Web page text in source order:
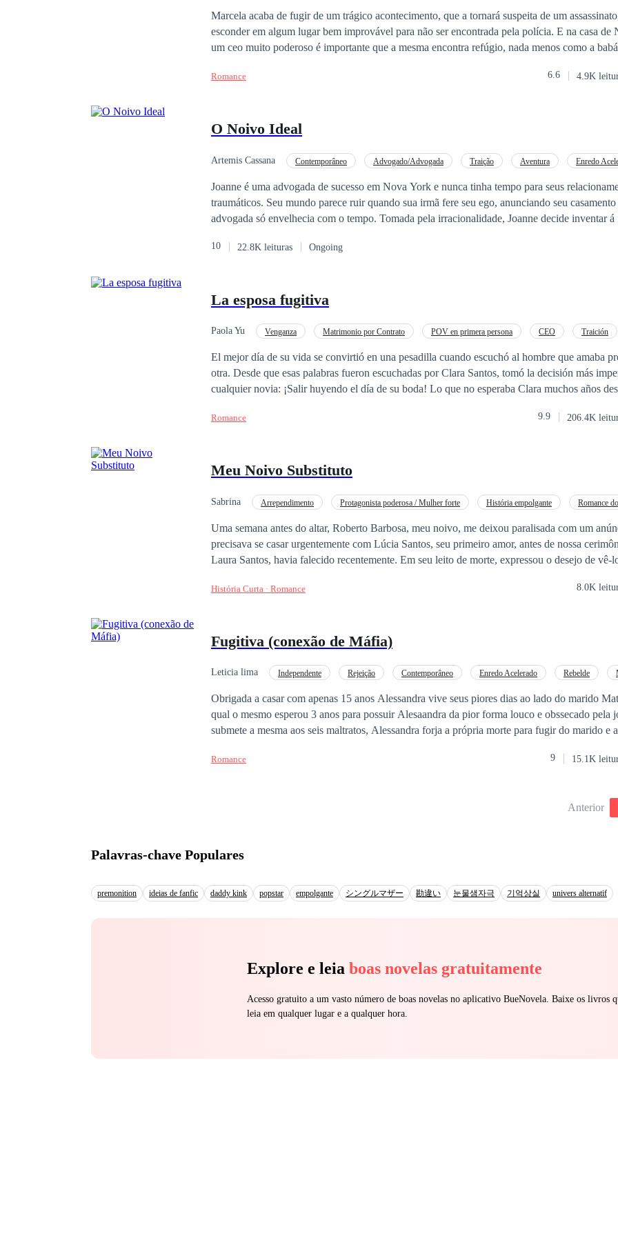
Marcela acaba de fugir de um trágico acontecimento, que a tornará suspeita de um
esconder em algum lugar bem improvável para não ser encontrada pela polícia. E na casa de
um ceo muito poderoso é importante que a mesma encontra
Romance 6.6 4.9K
O Noivo Ideal
Artemis Cassana Contemporâneo Advogado/Advogada Traição Aventura
Enredo
Joanne é uma advogada de sucesso em Nova York e nunca tinha tempo para seus
traumáticos. Seu mundo parece ruir quando sua irmã fere seu ego, anunciando seu casamento
advogada só envelhecia com o tempo. Tomada pela irracionalidade, Joanne decide inventar
mostrará a sua família como ela era sortuda por tê-lo como futuro marido, o que Joanne nunca
10 22.8K leituras Ongoing
La esposa fugitiva
Paola Yu Venganza Matrimonio por Contrato POV en primera persona CEO
Traición
El mejor día de su vida se convirtió en una pesadilla cuando escuchó al hombre que amaba
otra. Desde que esas palabras fueron escuchadas por Clara Santos, tomó la decisión más
cualquier novia: ¡Salir huyendo el día de su boda! Lo que no esperaba Clara muchos años después es que ese
casados y que necesitan ser por fin un matrimonio formal. Leonel Brown nunca quiso contraer nupcias con la
pequeña hija consigo.
Romance 9.9 206.4K
Meu Noivo Substituto
Sabrina Arrependimento Protagonista poderosa / Mulher forte História empolgante
Romance
Uma semana antes do altar, Roberto Barbosa, meu noivo, me deixou paralisada com um
precisava se casar urgentemente com Lúcia Santos, seu primeiro amor, antes de nossa
Laura Santos, havia falecido recentemente. Em seu leito de morte, expressou o desejo de vê-
Não dramatize, amor. — Ele explicou com uma naturalidade que me gelou os ossos. A empresa havia marcado
num gesto teatral de impaciência e respondeu com impaciência: — É só um projeto de uns meros bilhões!
pessoa! A frieza calculista daquela resposta me atravessou como uma lâmina. Sem titubear,
História Curta · Romance 8.0K
Fugitiva (conexão de Máfia)
Leticia lima Independente Rejeição Contemporâneo Enredo Acelerado Rebelde
Obrigada a casar com apenas 15 anos Alessandra vive seus piores dias ao lado do marido
qual o mesmo esperou 3 anos para possuir Alesaandra da pior forma louco e obssecado pela
submete a mesma aos seis maltratos, Alessandra forja a própria morte para fugir do marido e
quando descobrir que ela está viva?
Romance 9 15.1K
Anterior
Palavras-chave Populares
premonition ideias de fanfic daddy kink popstar empolgante シングルマザー 勘違い 눈물샘자극 기억상실 univers alternatif
Explore e leia boas novelas gratuitamente
Acesso gratuito a um vasto número de boas novelas no aplicativo BueNovela. Baixe os livros
leia em qualquer lugar e a qualquer hora.